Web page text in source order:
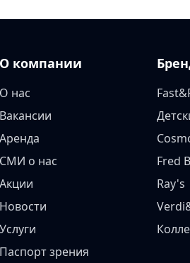
О компании
О нас
Вакансии
Аренда
СМИ о нас
Акции
Новости
Услуги
Паспорт зрения
Fred
Ray's